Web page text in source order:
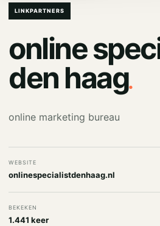
LINKPARTNERS
online
den haag.
online marketing bureau
WEBSITE
onlinespecialistdenhaag.nl
BEKEKEN
1.441 keer